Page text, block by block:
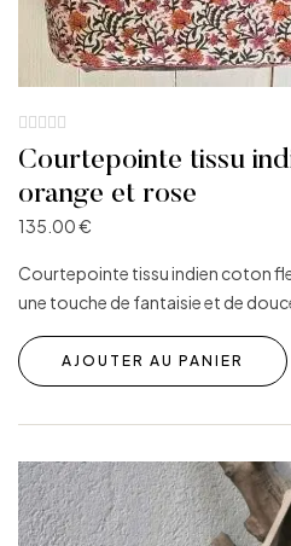
Courtepointe tissu indien coton fleurs
orange et rose
135.00€
Courtepointe tissu indien coton
une touche de fantaisie et de
AJOUTER AU PANIER